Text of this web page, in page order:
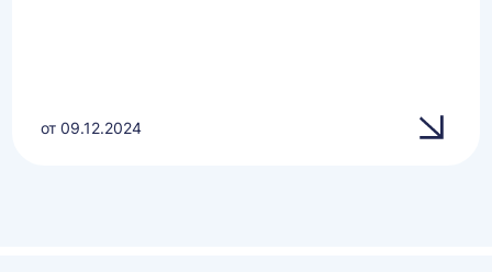
от 09.12.2024